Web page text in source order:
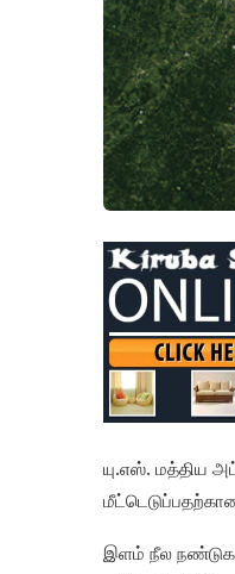
யு.எஸ். மத்திய
இளம் நீல